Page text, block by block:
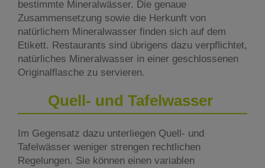
bestimmte Mineralwässer. Die genaue
Zusammensetzung sowie die Herkunft von
natürlichem Mineralwasser finden sich auf dem
Etikett. Restaurants sind übrigens dazu verpflichtet,
natürliches Mineralwasser in einer geschlossenen
Originalflasche zu servieren.
Quell- und Tafelwasser
Im Gegensatz dazu unterliegen Quell- und
Tafelwässer weniger strengen rechtlichen
Regelungen. Sie können einen variablen